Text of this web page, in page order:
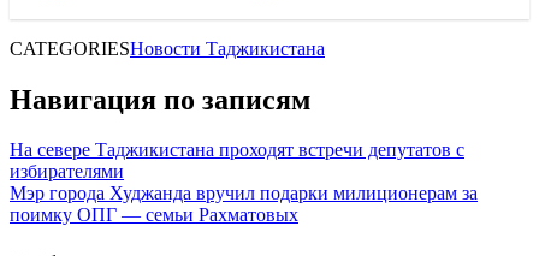
CATEGORIESНовости Таджикистана
Навигация по записям
На севере Таджикистана проходят встречи депутатов с
избирателями
Мэр города Худжанда вручил подарки милиционерам за
поимку ОПГ — семьи Рахматовых